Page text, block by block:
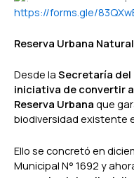
https://forms.gle/
Reserva Urbana
Desde la Secretaría del
iniciativa de convertir
Reserva Urbana que
biodiversidad existente
Ello se concretó en
Municipal N° 1692 y